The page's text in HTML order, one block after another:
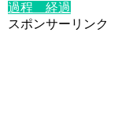
過程 経過
スポンサーリンク